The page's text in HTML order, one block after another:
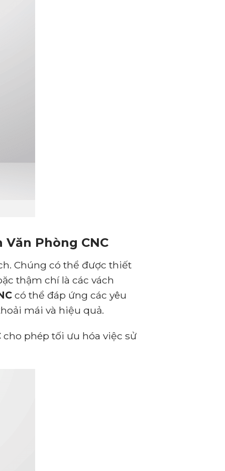
Phòng CNC
Chúng có thể được thiết
thậm chí là các vách
có thể đáp ứng các yêu
mái và hiệu quả.
cho phép tối ưu hóa việc sử